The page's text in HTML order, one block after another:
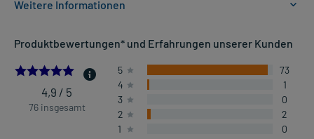
Weitere Informationen
- Traditionell angewendet bei leichter, lokal begrenzter, eitriger
- Eiteransammlung (Abszess)
- Entzündung des Haarfollikels
- Schweißdrüsenentzündung
Produktbewertungen* und Erfahrungen unserer Kunden
4.907894736842105
4,9 / 5
76 insgesamt
5
73
4
1
3
0
2
2
1
0